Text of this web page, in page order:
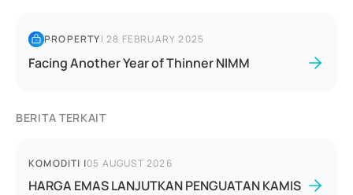
PROPERTY|28 FEBRUARY 2025
Facing Another Year of Thinner NIMM
BERITA TERKAIT
KOMODITI |05 AUGUST 2026
HARGA EMAS LANJUTKAN PENGUATAN KAMIS